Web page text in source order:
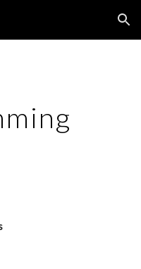
Skip to navigation